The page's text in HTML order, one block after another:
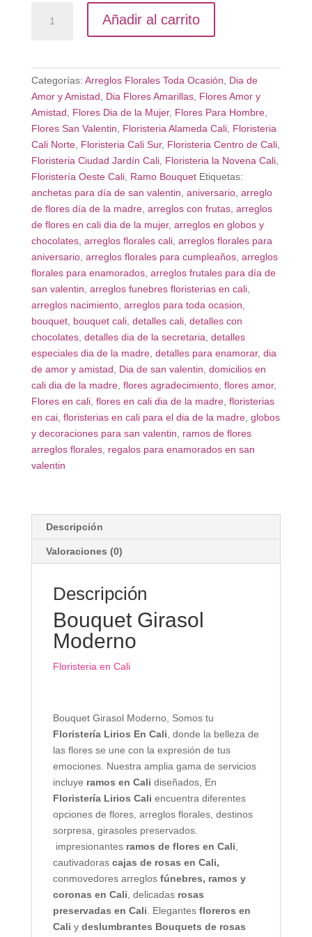
Girasol
Añadir al carrito
Categorías: Arreglos Florales Toda Ocasión, Dia de
Amor y Amistad, Dia Flores Amarillas, Flores Amor y
Amistad, Flores Dia de la Mujer, Flores Para Hombre,
Flores San Valentin, Floristeria Alameda Cali, Floristeria
Cali Norte, Floristeria Cali Sur, Floristeria Centro de Cali,
Floristeria Ciudad Jardín Cali, Floristeria la Novena Cali,
Floristería Oeste Cali, Ramo Bouquet Etiquetas:
anchetas para día de san valentin, aniversario, arreglo
de flores día de la madre, arreglos con frutas, arreglos
de flores en cali dia de la mujer, arreglos en globos y
chocolates, arreglos florales cali, arreglos florales para
aniversario, arreglos florales para cumpleaños, arreglos
florales para enamorados, arreglos frutales para día de
san valentin, arreglos funebres floristerias en cali,
arreglos nacimiento, arreglos para toda ocasion,
bouquet, bouquet cali, detalles cali, detalles con
chocolates, detalles dia de la secretaria, detalles
especiales dia de la madre, detalles para enamorar, dia
de amor y amistad, Dia de san valentin, domicilios en
cali dia de la madre, flores agradecimiento, flores amor,
Flores en cali, flores en cali dia de la madre, floristerias
en cai, floristerias en cali para el dia de la madre, globos
y decoraciones para san valentin, ramos de flores
arreglos florales, regalos para enamorados en san
valentin
Descripción
Valoraciones (0)
Descripción
Bouquet Girasol
Moderno
Floristeria en Cali
Bouquet Girasol Moderno, Somos tu
Floristería Lirios En Cali, donde la belleza de
las flores se une con la expresión de tus
emociones. Nuestra amplia gama de servicios
incluye ramos en Cali diseñados, En
Floristería Lirios Cali encuentra diferentes
opciones de flores, arreglos florales, destinos
sorpresa, girasoles preservados.
impresionantes ramos de flores en Cali,
cautivadoras cajas de rosas en Cali,
conmovedores arreglos fúnebres, ramos y
coronas en Cali, delicadas rosas
preservadas en Cali. Elegantes floreros en
Cali y deslumbrantes Bouquets de rosas